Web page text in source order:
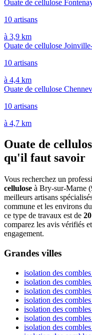
Ouate de cellulose
10 artisans
à 3,9 km
Ouate de cellulose
10 artisans
à 4,4 km
Ouate de cellulose
10 artisans
à 4,7 km
Ouate de
qu'il faut savoir
Vous recherchez un
cellulose à Bry-sur-Marne
meilleurs artisans
commune et les environs
ce type de travaux est de
comparez les avis vérifiés
engagement.
Grandes villes
isolation des
isolation des
isolation des
isolation des
isolation des
isolation des
isolation des